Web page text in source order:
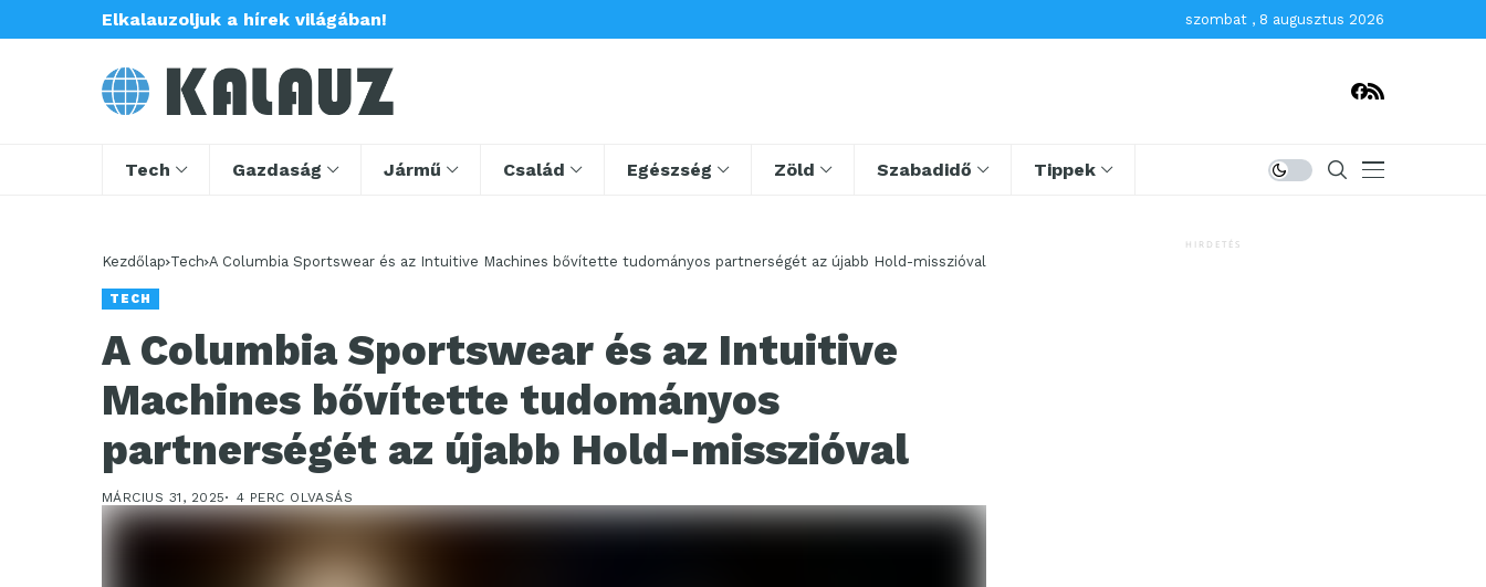
Elkalauzoljuk a hírek világában! szombat , 8 augusztus 2026
Tech Gazdaság Jármű Család Egészség Zöld Szabadidő Tippek
Kezdőlap Tech A Columbia Sportswear és az Intuitive Machines bővítette tudományos partnerségét az újabb Hold-misszióval
TECH
A Columbia Sportswear és az Intuitive
Machines bővítette tudományos
partnerségét az újabb Hold-misszióval
MÁRCIUS 31, 2025 4 PERC OLVASÁS
HIRDETÉS